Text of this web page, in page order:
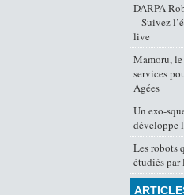
DARPA
– Suivez
live
Mamoru,
services
Agées
Un exo-
développe
Les robots
étudiés par